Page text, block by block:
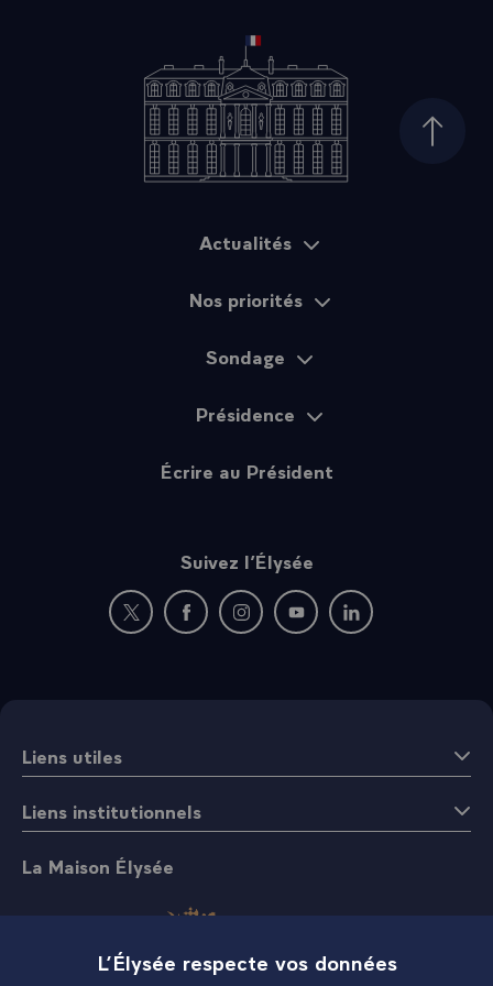
Haut
Actualités
Nos priorités
Sondage
Présidence
Écrire au Président
Suivez l’Élysée
Nouvelle fenêtre : rejoignez-nous sur Twitter
Nouvelle fenêtre : rejoignez-nous sur
Nouvelle fenêtre : rejoignez-nous
Nouvelle fenêtre :
Nouvelle fenêtre :
Liens utiles
Liens institutionnels
La Maison Élysée
L’Élysée respecte vos données